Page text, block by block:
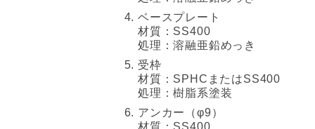
ベースプレート
材質：SS400
処理：溶融亜鉛めっき
受枠
材質：SPHCまたはSS400
処理：樹脂系塗装
アンカー（φ9）